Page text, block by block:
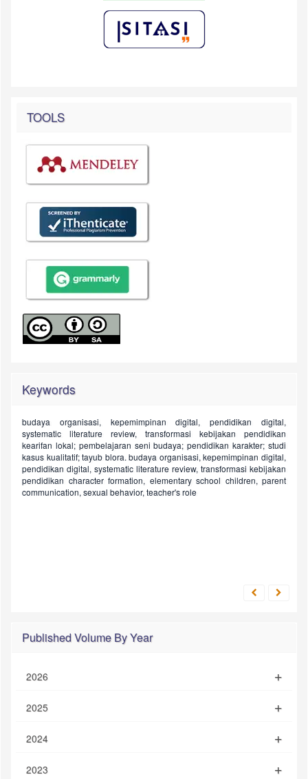
TOOLS
Keywords
budaya organisasi, kepemimpinan digital, pendidikan digital,
systematic literature review, transformasi kebijakan pendidikan
kearifan lokal; pembelajaran seni budaya; pendidikan karakter; studi
kasus kualitatif; tayub blora.budaya organisasi, kepemimpinan digital,
pendidikan digital, systematic literature review, transformasi kebijakan
pendidikan character formation, elementary school children, parent
communication, sexual behavior, teacher's role
Published Volume By Year
2026
2025
2024
2023